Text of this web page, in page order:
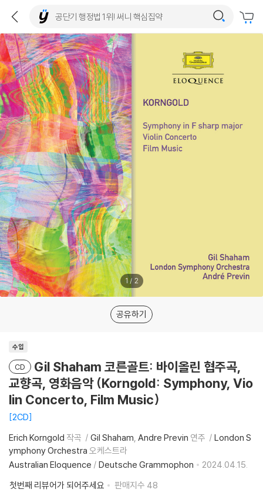
1/ 2
공유하기
수입
CD
Gil Shaham 코른골트: 바이올린 협주곡,
교향곡, 영화음악 (Korngold: Symphony, Vio
lin Concerto, Film Music)
2CD
Erich Korngold 작곡 Gil Shaham Andre Previn 연주
London S
ymphony Orchestra 오케스트라
Australian Eloquence / Deutsche Grammophon
2024.04.15.
첫번째 리뷰어가 되어주세요
판매지수 48